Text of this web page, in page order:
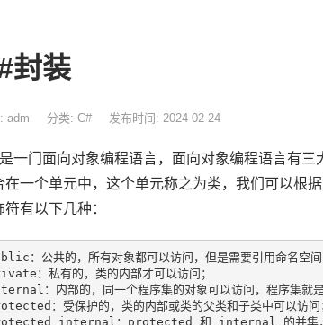
封装
adm 分类: C# 发布时间: 2024-02-24
一门面向对象编程语言，面向对象编程语言有
在一个单元中，这个单元称之为类，我们可以根
符有以下几种：
：公共的，所有对象都可以访问，但是需要引用命名空间
：私有的，类的内部才可以访问；
：内部的，同一个程序集的对象可以访问，程序集就是
：受保护的，类的内部或类的父类和子类中可以访问